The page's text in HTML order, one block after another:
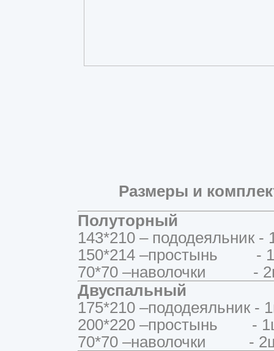
Размеры и
Полуторный
143*210 – пододеяльник -
150*214 –простынь -
70*70 –наволочки -
Двуспальный
175*210 –пододеяльник -
200*220 –простынь -
70*70 –наволочки -